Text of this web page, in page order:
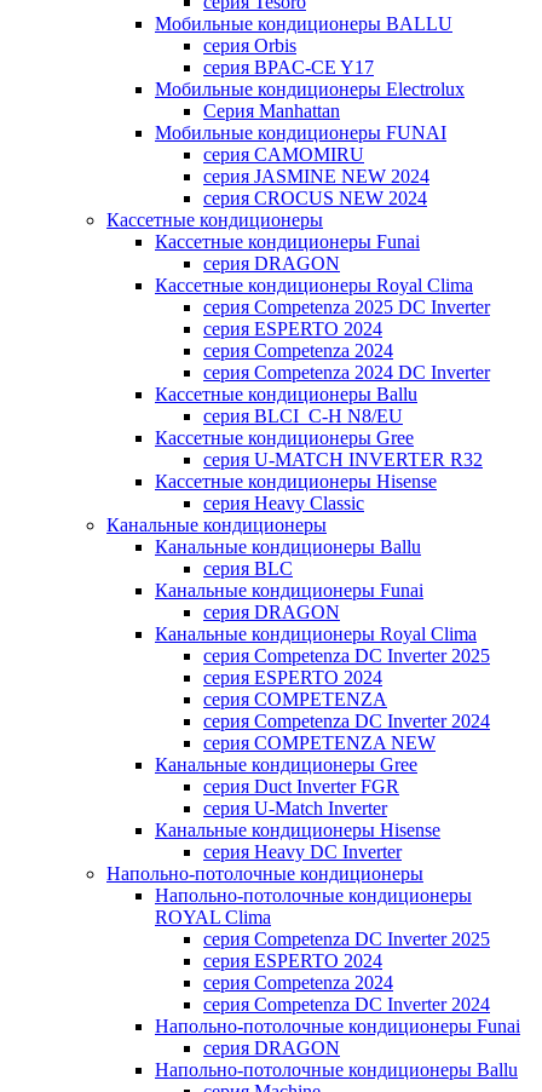
Мобильные кондиционеры BALLU
серия Orbis
серия BPAC-CE Y17
Мобильные кондиционеры Electrolux
Cерия Manhattan
Мобильные кондиционеры FUNAI
серия CAMOMIRU
серия JASMINE NEW 2024
серия CROCUS NEW 2024
Кассетные кондиционеры
Кассетные кондиционеры Funai
серия DRAGON
Кассетные кондиционеры Royal Clima
серия Competenza 2025 DC Inverter
серия ESPERTO 2024
серия Competenza 2024
серия Competenza 2024 DC Inverter
Кассетные кондиционеры Ballu
серия BLCI_C-H N8/EU
Кассетные кондиционеры Gree
серия U-MATCH INVERTER R32
Кассетные кондиционеры Hisense
серия Heavy Classic
Канальные кондиционеры
Канальные кондиционеры Ballu
серия BLC
Канальные кондиционеры Funai
серия DRAGON
Канальные кондиционеры Royal Clima
серия Competenza DC Inverter 2025
серия ESPERTO 2024
серия COMPETENZA
серия Competenza DC Inverter 2024
серия COMPETENZA NEW
Канальные кондиционеры Gree
серия Duct Inverter FGR
серия U-Match Inverter
Канальные кондиционеры Hisense
серия Heavy DC Inverter
Напольно-потолочные кондиционеры
Напольно-потолочные кондиционеры
ROYAL Clima
серия Competenza DC Inverter 2025
серия ESPERTO 2024
серия Competenza 2024
серия Competenza DC Inverter 2024
Напольно-потолочные кондиционеры Funai
серия DRAGON
Напольно-потолочные кондиционеры Ballu